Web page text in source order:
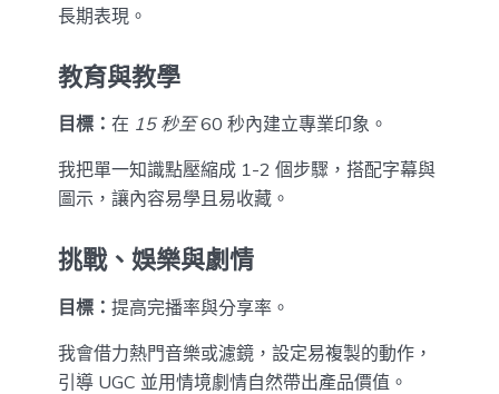
長期表現。
教育與教學
目標： 在 15 秒至60 秒內建立專業印象。
我把單一知識點壓縮成 1-2 個步驟，搭配字幕與
圖示，讓內容易學且易收藏。
挑戰、娛樂與劇情
目標： 提高完播率與分享率。
我會借力熱門音樂或濾鏡，設定易複製的動作，
引導 UGC 並用情境劇情自然帶出產品價值。